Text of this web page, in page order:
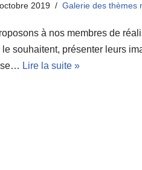
2019 Galerie des thèmes
à nos membres de
le souhaitent, présenter leurs
Lire la suite »